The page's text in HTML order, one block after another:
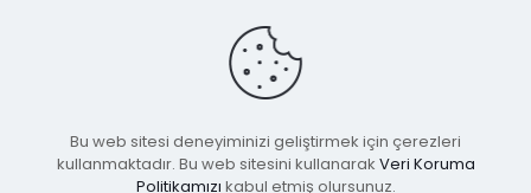
© 2025 Imagopsikoloji | Tüm Hakları Saklıdır
Bu web sitesi deneyiminizi geliştirmek için çerezleri
kullanmaktadır. Bu web sitesini kullanarak Veri Koruma
Politikamızı kabul etmiş olursunuz.